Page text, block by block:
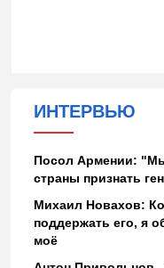
ИНТЕРВЬЮ
Посол Армении: "Мы
страны признать
Михаил Новахов:
поддержать его, я
моё